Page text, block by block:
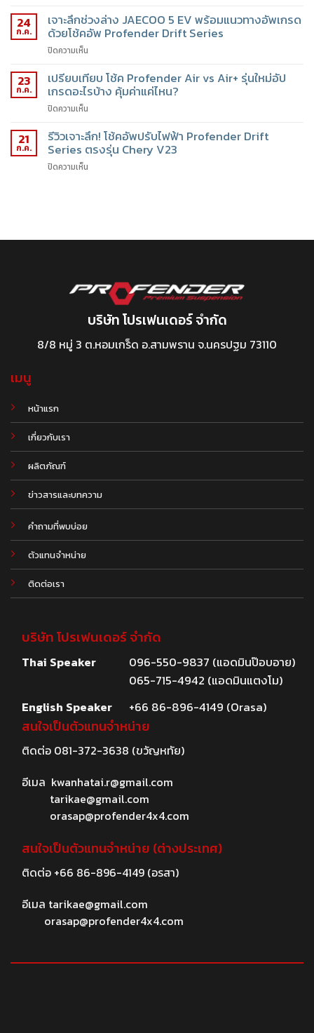
24
ก.ค.
เจาะลึกช่วงล่าง JAECOO 5 EV พร้อมแนวทางอัพเกรด
ด้วยโช้คอัพ Profender Drift Series
ปิดความเห็น
23
ก.ค.
เปรียบเทียบ โช้ค Profender Air vs Air+ รุ่นใหม่อัป
เกรดอะไรบ้าง คุ้มค่าแค่ไหน?
ปิดความเห็น
21
ก.ค.
รีวิวเจาะลึก! โช้คอัพปรับไฟฟ้า Profender Drift
Series ตรงรุ่น Chery V23
ปิดความเห็น
บริษัท โปรเฟนเดอร์ จำกัด
8/8 หมู่ 3 ต.หอมเกร็ด อ.สามพราน จ.นครปฐม 73110
เมนู
หน้าแรก
เกี่ยวกับเรา
ผลิตภัณฑ์
ข่าวสารและบทความ
.
คำถามที่พบบ่อย
ตัวแทนจำหน่าย
ติดต่อเรา
บริษัท โปรเฟนเดอร์ จำกัด
Thai Speaker
096-550-9837 (แอดมินป๊อบอาย)
065-715-4942 (แอดมินแตงโม)
English Speaker
+66 86-896-4149 (Orasa)
สนใจเป็นตัวแทนจำหน่าย
ติดต่อ 081-372-3638 (ขวัญหทัย)
อีเมล kwanhatai.r@gmail.com
tarikae@gmail.com
orasap@profender4x4.com
สนใจเป็นตัวแทนจำหน่าย (ต่างประเทศ)
ติดต่อ +66 86-896-4149(อรสา)
อีเมล tarikae@gmail.com
orasap@profender4x4.com